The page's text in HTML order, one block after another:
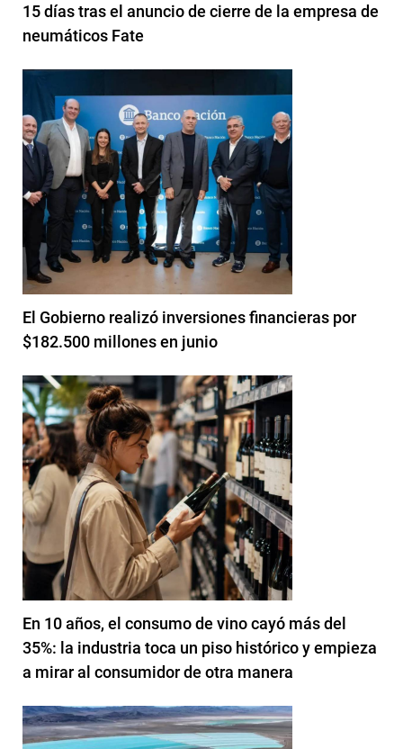
15 días tras el anuncio de cierre de la empresa de
neumáticos Fate
El Gobierno realizó inversiones financieras por
$182.500 millones en junio
En 10 años, el consumo de vino cayó más del
35%: la industria toca un piso histórico y empieza
a mirar al consumidor de otra manera